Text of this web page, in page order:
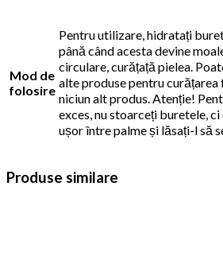
Mod de
folosire
Pentru utilizare, hidratați
până când acesta devine
circulare, curățață pielea.
alte produse pentru curățarea
niciun alt produs. Atenție!
exces, nu stoarceți buretele,
ușor între palme și lăsați-l să
Produse similare